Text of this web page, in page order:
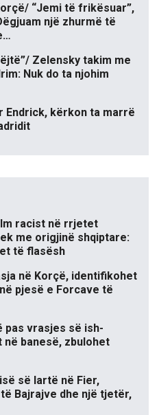
“Jemi të frikësuar”,
një zhurmë të
Zelensky takim me
Nuk do ta njohim
Endrick, kërkon ta marrë
racist në rrjetet
me origjinë shqiptare:
të flasësh
në Korçë, identifikohet
pjesë e Forcave të
pas vrasjes së ish-
banesë, zbulohet
së lartë në Fier,
Bajrajve dhe një tjetër,